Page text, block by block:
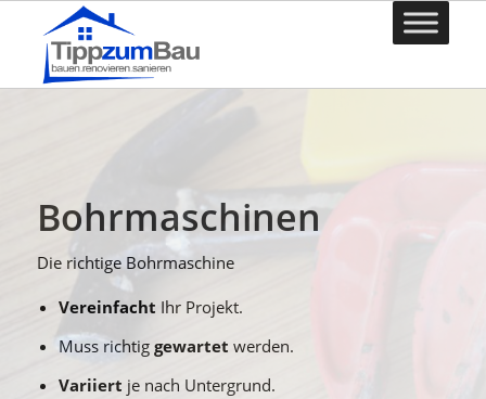
Bohrmaschinen
Die richtige Bohrmaschine
Vereinfacht Ihr Projekt.
Muss richtiggewartet werden.
Variiert je nach Untergrund.